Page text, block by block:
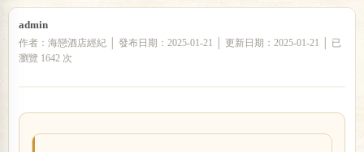
admin
作者：海戀酒店經紀 │ 發布日期：2025-01-21 │ 更新日期：2025-01-21 │ 已
瀏覽 1642 次